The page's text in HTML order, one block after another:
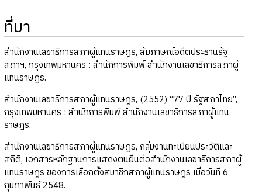
ที่ีมา
สำนักงานเลขาธิการสภาผู้แทนราษฎร, สัมภาษณ์อดีตประธานรัฐ
สภาฯ, กรุงเทพมหานคร : สำนักการพิมพ์ สำนักงานเลขาธิการสภาผู้
แทนราษฎร.
สำนักงานเลขาธิการสภาผู้แทนราษฎร, (2552) “77 ปี รัฐสภาไทย”,
กรุงเทพมหานคร : สำนักการพิมพ์ สำนักงานเลขาธิการสภาผู้แทน
ราษฎร.
สำนักงานเลขาธิการสภาผู้แทนราษฎร, กลุ่มงานทะเบียนประวัติและ
สถิติ, เอกสารหลักฐานการแสดงตนยื่นต่อสำนักงานเลขาธิการสภาผู้
แทนราษฎร ของการเลือกตั้งสมาชิกสภาผู้แทนราษฎร เมื่อวันที่ 6
กุมภาพันธ์ 2548.